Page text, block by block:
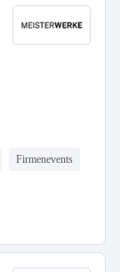
Firmenevents